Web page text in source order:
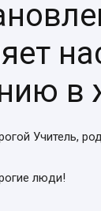
в
Учитель,
люди!